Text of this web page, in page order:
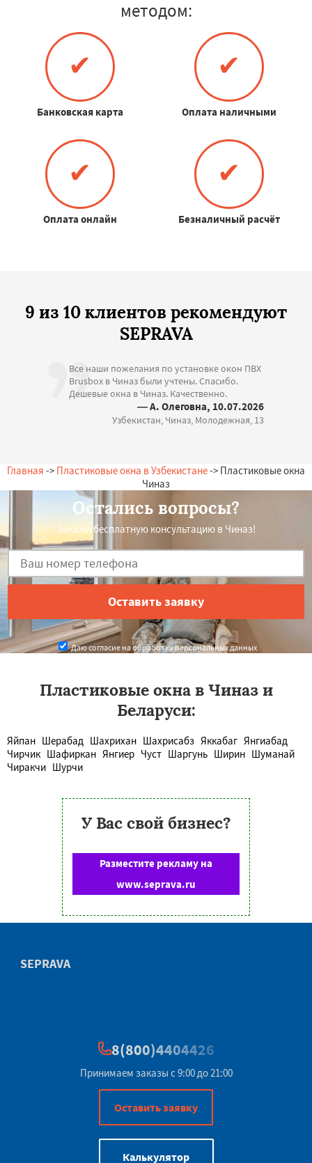
методом:
✔
Банковская карта
✔
Оплата наличными
✔
Оплата онлайн
✔
Безналичный расчёт
9 из 10 клиентов рекомендуют
SEPRAVA
Все наши пожелания по установке окон ПВХ
Brusbox в Чиназ были учтены. Спасибо.
Дешевые окна в Чиназ. Качественно.
— А. Олеговна, 10.07.2026
Узбекистан, Чиназ, Молодежная, 13
Главная -> Пластиковые окна в Узбекистане-> Пластиковые окна
Чиназ
Остались вопросы?
Закажи бесплатную консультацию в Чиназ!
Даю согласие на обработку персональных данных
Пластиковые окна в Чиназ и
Беларуси:
Яйпан Шерабад Шахрихан Шахрисабз Яккабаг Янгиабад
Чирчик Шафиркан Янгиер Чуст Шаргунь Ширин Шуманай
Чиракчи Шурчи
У Вас свой бизнес?
Разместите рекламу на
www.seprava.ru
SEPRAVA
8(800)4404426
Принимаем заказы с 9:00 до 21:00
Оставить заявку
Калькулятор